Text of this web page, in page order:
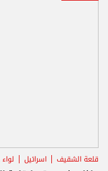
قلعة الشقيف اسرائيل